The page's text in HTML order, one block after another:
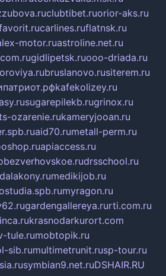
clubtibet.ruorior-aks.ru
carlines.ruflatnsk.ru
motor.ruastroline.net.ru
gidlipetsk.ruooo-driada.ru
bruslanovo.rusiterem.ru
kafekolizey.ru
sugarepilekb.rugrinox.ru
ozarenie.rukameryjooan.ru
aid70.rumetall-perm.ru
apiaccess.ru
bezverhovskoe.rudrsschool.ru
dalakony.rumedikijob.ru
myragon.ru
gardengallereya.rurti.com.ru
krasnodarkurort.com
tule.rumobtopik.ru
sib.rumultimetrunit.rusp-tour.ru
symbian9.net.ruDSHAIR.RU